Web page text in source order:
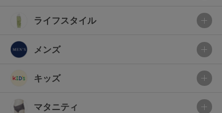
ライフスタイル
メンズ
キッズ
マタニティ